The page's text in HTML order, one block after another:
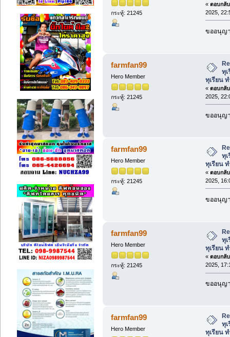
กระทู้: 21245
« ตอบกลั
2025,
ขออนุญ
farmfan99
Hero Member
กระทู้: 21245
ทุ
ทุเรียน
« ตอบกลั
2025,
ขออนุญ
farmfan99
Hero Member
กระทู้: 21245
ทุ
ทุเรียน
« ตอบกลั
2025,
ขออนุญ
farmfan99
Hero Member
กระทู้: 21245
ทุ
ทุเรียน
« ตอบกลั
2025,
ขออนุญ
farmfan99
Hero Member
ทุ
ทุเรียน